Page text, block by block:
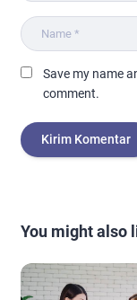
Save my name
comment.
You might also